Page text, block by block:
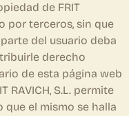
de FRIT
por terceros, sin que
del usuario deba
derecho
de esta página web
RAVICH, S.L. permite
el mismo se halla